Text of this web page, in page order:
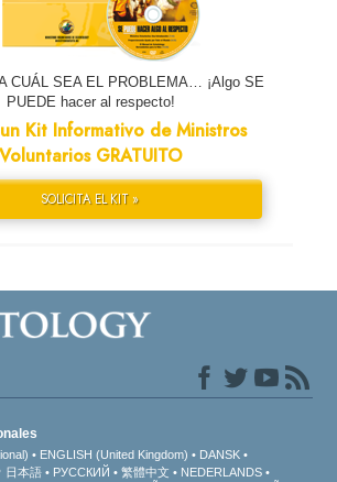
CUÁL SEA EL PROBLEMA… ¡Algo SE
PUEDE hacer al respecto!
Kit Informativo de Ministros
Voluntarios GRATUITO
SOLICITA EL KIT »
ENGLISH (United Kingdom)
DANSK
日本語 РУССКИЙ 繁體中文
NEDERLANDS